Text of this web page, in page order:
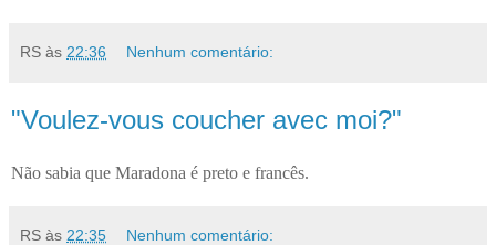
RS às 22:36 Nenhum comentário:
"Voulez-vous coucher avec moi?"
Não sabia que Maradona é preto e francês.
RS às 22:35 Nenhum comentário: